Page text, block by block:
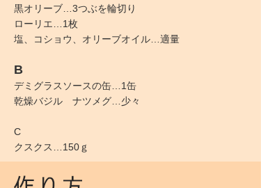
黒オリーブ…3つぶを輪切り
ローリエ…1枚
塩、コショウ、オリーブオイル…適量
B
デミグラスソースの缶…1缶
乾燥バジル ナツメグ…少々
C
クスクス…150ｇ